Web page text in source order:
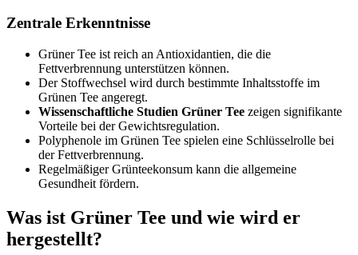
Zentrale Erkenntnisse
Grüner Tee ist reich an Antioxidantien, die die
Fettverbrennung unterstützen können.
Der Stoffwechsel wird durch bestimmte Inhaltsstoffe im
Grünen Tee angeregt.
Wissenschaftliche Studien Grüner Tee zeigen signifikante
Vorteile bei der Gewichtsregulation.
Polyphenole im Grünen Tee spielen eine Schlüsselrolle bei
der Fettverbrennung.
Regelmäßiger Grünteekonsum kann die allgemeine
Gesundheit fördern.
Was ist Grüner Tee und wie wird er
hergestellt?